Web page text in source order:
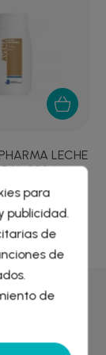
LECHE
200 ML
€
Liceo
lista de
para
publicidad.
de
de
de